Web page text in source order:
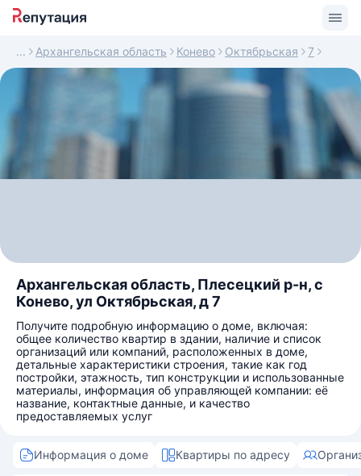
Архангельская область Конево Октябрьская 7
Архангельская область, Плесецкий р-н, с
Конево, ул Октябрьская, д 7
Получите подробную информацию о доме, включая:
общее количество квартир в здании, наличие и список
организаций или компаний, расположенных в доме,
детальные характеристики строения, такие как год
постройки, этажность, тип конструкции и использованные
материалы, информация об управляющей компании: её
название, контактные данные, и качество
предоставляемых услуг
Информация о доме Квартиры по адресу